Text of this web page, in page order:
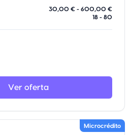
30,00 € - 600,00 €
18 - 80
Ver oferta
Microcrédito